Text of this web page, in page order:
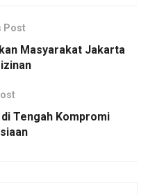
Post
Masyarakat Jakarta
Tengah Kompromi